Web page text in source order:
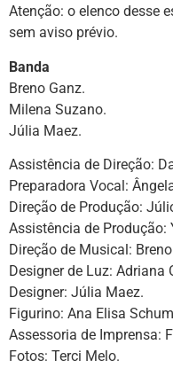
Atenção: o elenco desse
sem aviso prévio.
Banda
Breno Ganz.
Milena Suzano.
Júlia Maez.
Assistência de Direção:
Preparadora Vocal:
Direção de Produção:
Assistência de Produção:
Direção de Musical:
Designer de Luz: Adriana
Designer: Júlia Maez.
Figurino: Ana Elisa
Assessoria de Imprensa:
Fotos: Terci Melo.